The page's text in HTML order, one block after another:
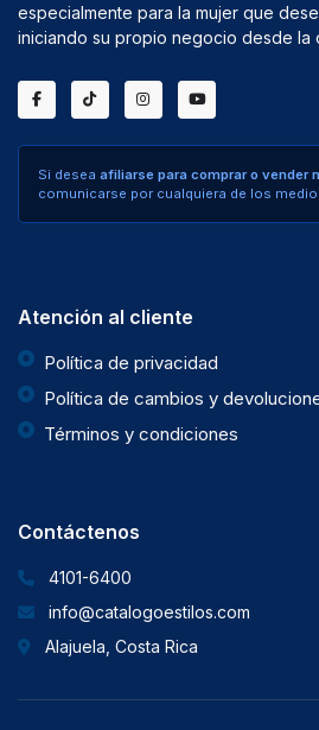
especialmente para la mujer que
iniciando su propio negocio desde la
Si desea afiliarse para comprar o vender
comunicarse por cualquiera de los
Atención al cliente
Política de privacidad
Política de cambios y
Términos y condiciones
Contáctenos
4101-6400
info@catalogoestilos.com
Alajuela, Costa Rica